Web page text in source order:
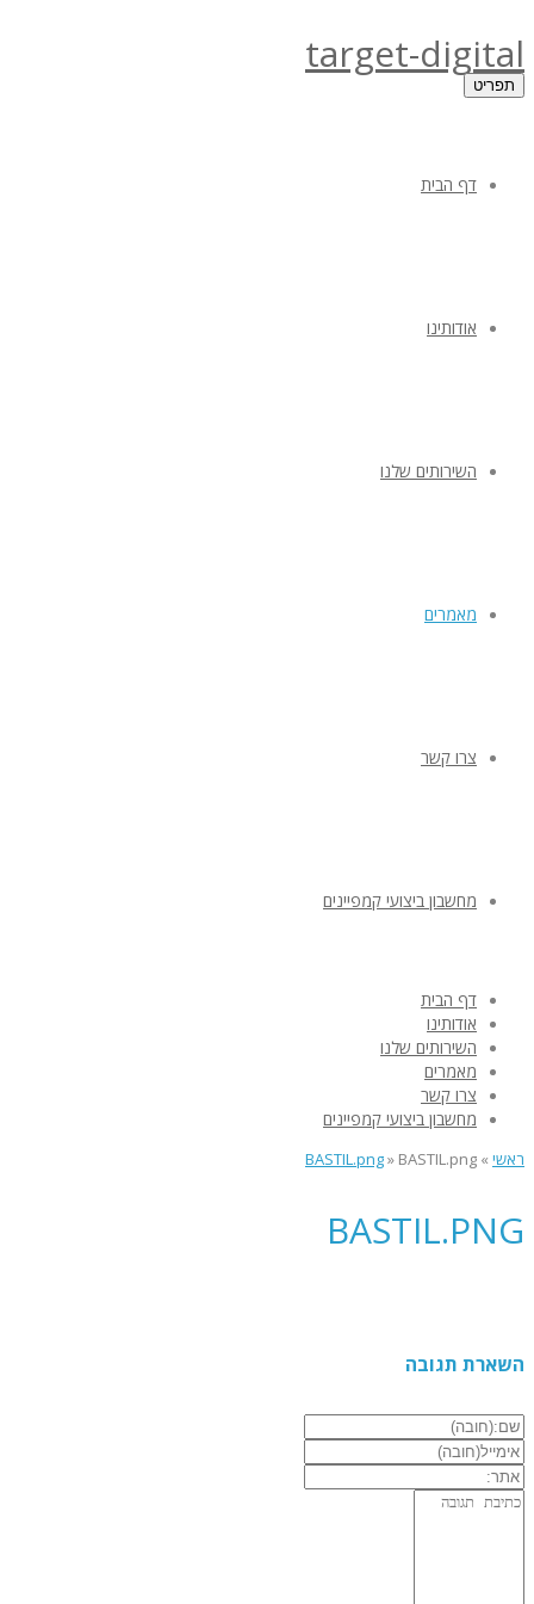
target-digital
תפריט
דף הבית
אודותינו
השירותים שלנו
מאמרים
צרו קשר
מחשבון ביצועי קמפיינים
דף הבית
אודותינו
השירותים שלנו
מאמרים
צרו קשר
מחשבון ביצועי קמפיינים
ראשי »
BASTIL.png» BASTIL.png
BASTIL.PNG
השארת תגובה